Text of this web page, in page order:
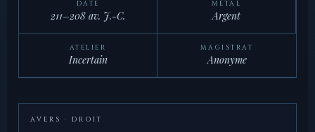
DATE
211–208 av. J.-C.
MÉTAL
Argent
ATELIER
Incertain
MAGISTRAT
Anonyme
AVERS · DROIT